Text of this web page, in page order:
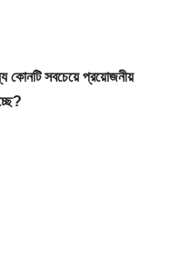
কোনটি সবচেয়ে প্রয়োজনীয়